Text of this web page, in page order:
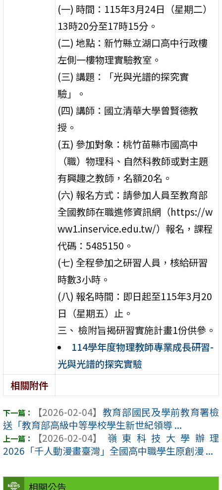
相關公告
(一) 時間：115年3月24日（星期二）
13時20分至17時15分。
(二) 地點：新竹縣立湖口高中行政樓
左側一樓物理實驗教室。
(三) 講題：「光與光譜的探究實
驗」。
(四) 講師：國立清華大學曾賢德教
授。
(五) 參加對象：桃竹苗縣市國高中
（職）物理科、自然科教師或對主題
有興趣之教師，名額20名。
(六) 報名方式：請參加人員至教育部
全國教師在職進修資訊網（https://w
ww1.inservice.edu.tw/）報名，課程
代碼：5485150。
(七) 全程參加之研習人員，核給研習
時數3小時。
(八) 報名時間：即日起至115年3月20
日（星期五）止。
三、 檢附旨揭研習實施計畫1份供參。
114學年度物理教師專業成長研習-
光與光譜的探究實驗
相關附件
【2026-02-04】 教育部國民及學前教育署檢
送「教育部高級中等學校學生新世紀領導 ...
【2026-02-04】
嶺東科技大學辦理
2026「千人動漫畫臺灣」全國高中職學生原創漫 ...